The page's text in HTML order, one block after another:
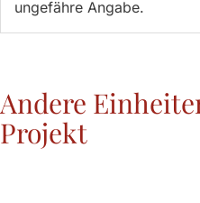
ungefähre Angabe.
Andere
Projekt